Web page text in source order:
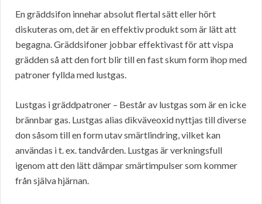
En gräddsifon innehar absolut flertal sätt eller hört
diskuteras om, det är en effektiv produkt som är lätt att
begagna. Gräddsifoner jobbar effektivast för att vispa
grädden så att den fort blir till en fast skum form ihop med
patroner fyllda med lustgas.
Lustgas i gräddpatroner – Består av lustgas som är en icke
brännbar gas. Lustgas alias dikväveoxid nyttjas till diverse
don såsom till en form utav smärtlindring, vilket kan
användas i t. ex. tandvården. Lustgas är verkningsfull
igenom att den lätt dämpar smärtimpulser som kommer
från själva hjärnan.